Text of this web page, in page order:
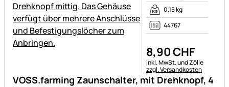
VOSS.farming Zaunschalter, mit Drehknopf, 4
0,15 kg
44767
8,90CHF
Steuerhinweis:
inkl. MwSt. und Zölle
zzgl. Versandkosten